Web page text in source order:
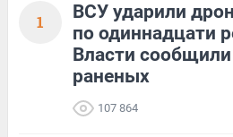
1
ВСУ ударили
по одиннадцати
Власти
раненых
107 864